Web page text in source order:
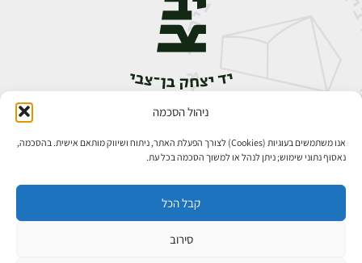
ניהול הסכמה
אנו משתמשים בעוגיות (Cookies) לצורך הפעלת האתר, ניתוח ושיווק מותאם אישית. בהסכמה,
נאסוף נתוני שימוש; ניתן לנהל או למשוך הסכמה בכל עת.
קבל הכל
סירוב
אבן גבירול 14, רחביה, ירושלים